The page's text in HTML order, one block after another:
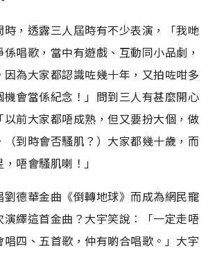
時，透露三人屆時有不少表演，「我哋
唱歌，當中有遊戲、互動同小品劇，
因為大家都認識咗幾十年，又拍咗咁多
會當係紀念！」問到三人有甚麼開心
以前大家都唔成熟，但又要扮大個，做
（到時會否騷肌？）大家都幾十歲，而
唔會騷肌喇！」
劉德華金曲《倒轉地球》而成為網民寵
演繹這首金曲？大宇笑說︰「一定走唔
唱四、五首歌，仲有啲合唱歌。」大宇